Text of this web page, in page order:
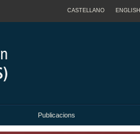
CASTELLANO ENGLISH
Publicacions